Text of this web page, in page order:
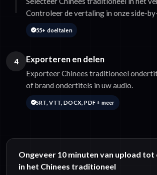
Controleer de vertaling in onze side-
55+ doeltalen
4 Exporteren en delen
Exporteer Chinees traditioneel
of brand ondertitels in uw audio.
SRT, VTT, DOCX, PDF + meer
Ongeveer 10 minuten van upload
in het Chinees traditioneel